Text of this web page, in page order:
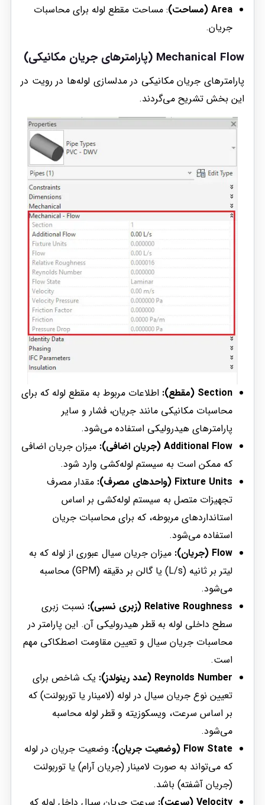
Area (مساحت)
: مساحت مقطع لوله برای محاسبات
جریان.
Mechanical Flow (پارامترهای جریان مکانیکی)
پارامترهای جریان مکانیکی در مدلسازی لوله‌ها در رویت در
این بخش تشریح می‌گردند.
Section (مقطع):
اطلاعات مربوط به مقطع لوله که برای
محاسبات مکانیکی مانند جریان، فشار و سایر
پارامترهای هیدرولیکی استفاده می‌شود.
Additional Flow (جریان اضافی):
میزان جریان اضافی
که ممکن است به سیستم لوله‌کشی وارد شود.
Fixture Units (واحدهای مصرف):
مقدار مصرف
تجهیزات متصل به سیستم لوله‌کشی بر اساس
استانداردهای مربوطه، که برای محاسبات جریان
استفاده می‌شود.
Flow (جریان):
میزان جریان سیال عبوری از لوله که به
لیتر بر ثانیه (L/s) یا گالن بر دقیقه (GPM) محاسبه
می‌شود.
Relative Roughness (زبری نسبی):
نسبت زبری
سطح داخلی لوله به قطر هیدرولیکی آن. این پارامتر در
محاسبات جریان سیال و تعیین مقاومت اصطکاکی مهم
است.
Reynolds Number (عدد رینولدز):
یک شاخص برای
تعیین نوع جریان سیال در لوله (لامینار یا توربولنت) که
بر اساس سرعت، ویسکوزیته و قطر لوله محاسبه
می‌شود.
Flow State (وضعیت جریان):
وضعیت جریان در لوله
که می‌تواند به صورت لامینار (جریان آرام) یا توربولنت
(جریان آشفته) باشد.